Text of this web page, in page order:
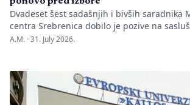
Dvadeset šest sadašnjih i bivših saradnika
centra Srebrenica dobilo je pozive na
policijsku stanicu po nalogu Okružnog
nakon predstavljanja godišnjeg Izvještaja
genocida. Iz Memorijalnog centra
istovremeno pozivanje […]
A.M. ·31. July 2026.